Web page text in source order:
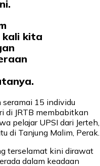
kali kita
seramai 15 individu
di JRTB membabitkan
pelajar UPSI dari Jerteh,
di Tanjung Malim, Perak.
terselamat kini dirawat
dalam keadaan